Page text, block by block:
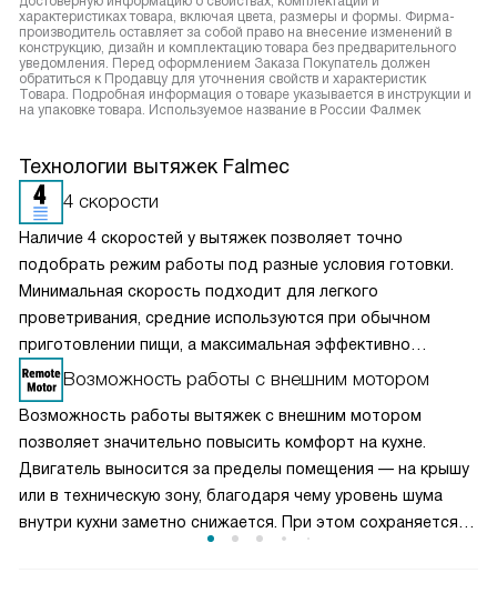
характеристиках товара, включая цвета, размеры и формы. Фирма-
производитель оставляет за собой право на внесение изменений в
конструкцию, дизайн и комплектацию товара без предварительного
уведомления. Перед оформлением Заказа Покупатель должен
обратиться к Продавцу для уточнения свойств и характеристик
Товара. Подробная информация о товаре указывается в инструкции и
на упаковке товара. Используемое название в России Фалмек
Технологии вытяжек Falmec
4 скорости
Наличие 4 скоростей у вытяжек позволяет точно
подобрать режим работы под разные условия готовки.
Минимальная скорость подходит для легкого
проветривания, средние используются при обычном
приготовлении пищи, а максимальная эффективно
справляется с сильным паром и запахами. Такое
разделение обеспечивает оптимальный баланс между
производительностью и уровнем шума. Пользователь
может гибко управлять мощностью вытяжки, снижая
энергопотребление и продлевая срок службы двигателя,
сохраняя комфортную атмосферу на кухне.
Возможность работы с внешним мотором
Возможность работы вытяжек с внешним мотором
позволяет значительно повысить комфорт на кухне.
Двигатель выносится за пределы помещения — на крышу
или в техническую зону, благодаря чему уровень шума
внутри кухни заметно снижается. При этом сохраняется